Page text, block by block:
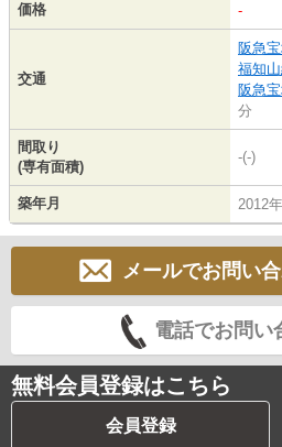
価格 -
交通
阪急
福知
阪急
分
間取り
(専有面積)
-(-)
築年月 2012
メールでお問い
電話でお問い
無料会員登録はこちら
会員登録